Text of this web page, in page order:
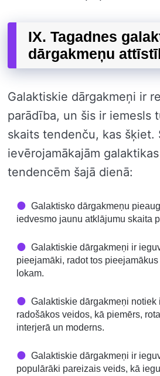
IX. Tagadnes
dārgakmeņu
Galaktiskie dārgakmeņi ir
parādība, un šis ir iemesls
skaits tendenču, kas šķiet.
ievērojamākajām
tendencēm šajā dienā:
Galaktisko dārgakmeņu
iedvesmo jaunu atklājumu skaita
Galaktiskie dārgakmeņi ir
pieejamāki, radot tos
lokam.
Galaktiskie dārgakmeņi notiek
radošākos veidos, kā piemērs,
interjerā un moderns.
Galaktiskie dārgakmeņi ir
populārāki pareizais veids, kā